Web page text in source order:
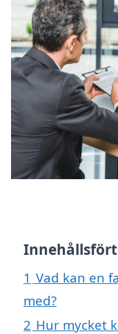
1 Vad kan en
med?
2 Hur mycket